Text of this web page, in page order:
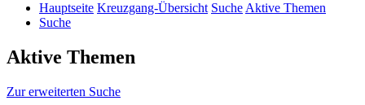
Hauptseite Kreuzgang-Übersicht SucheAktive Themen
Suche
Aktive Themen
Zur erweiterten Suche